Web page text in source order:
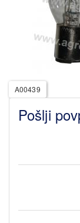
A00439
Pošlji